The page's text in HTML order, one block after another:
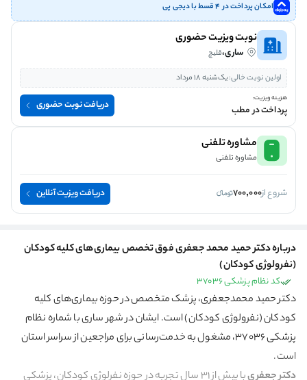
امکان پرداخت در ۴ قسط با دیجی پی
نوبت ویزیت حضوری
ساری،قلیچ
اولین نوبت خالی:یک‌شنبه 18 مرداد
هزینه ویزیت:
پرداخت در مطب دریافت نوبت حضوری
مشاوره تلفنی
مشاوره تلفنی
شروع از700,000 دریافت ویزیت آنلاین
درباره دکتر حمید محمد جعفری فوق تخصص بیماری‌های کلیه کودکان
(نفرولوژی کودکان)
کد نظام پزشکی 37036
دکتر حمید محمد‌جعفری، پزشک متخصص در حوزه بیماری‌های کلیه
کودکان (نفرولوژی کودکان) است. ایشان در شهر ساری با شماره نظام
پزشکی 37036، مشغول به خدمت‌رسانی برای مراجعین از سراسر استان
است.
دکتر جعفری
با بیش از ۳۱ سال تجربه در حوزه نفرلوژی کودکان، پزشکی